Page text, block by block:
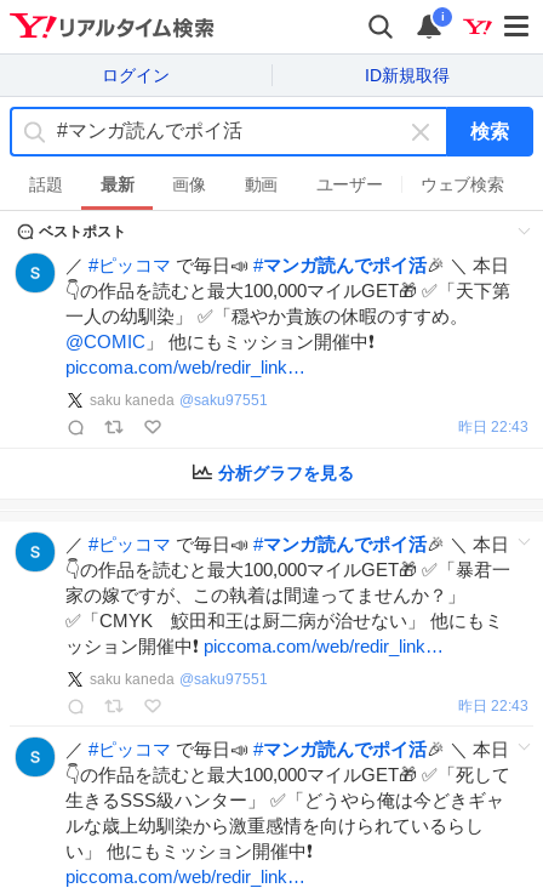
i
ログイン ID新規取得
キ
ー
ワ
ド
を
消
検索
話題 最新 画像 動画 ユーザー ウェブ検索
ベストポスト
／ #ピッコマ で毎日📣 #マンガ読んでポイ活🎉 ＼ 本日
👇の作品を読むと最大100,000マイルGET🎁 ✅「天下第
一人の幼馴染」 ✅「穏やか貴族の休暇のすすめ。
@COMIC 」 他にもミッション開催中❗️
piccoma.com/web/redir_link…
saku kaneda @saku97551
昨日 22:43
分析グラフを見る
／ #ピッコマ で毎日📣 #マンガ読んでポイ活🎉 ＼ 本日
👇の作品を読むと最大100,000マイルGET🎁 ✅「暴君一
家の嫁ですが、この執着は間違ってませんか？」
✅「CMYK 鮫田和王は厨二病が治せない」 他にもミ
ッション開催中❗️ piccoma.com/web/redir_link…
saku kaneda @saku97551
昨日 22:43
／ #ピッコマ で毎日📣 #マンガ読んでポイ活🎉 ＼ 本日
👇の作品を読むと最大100,000マイルGET🎁 ✅「死して
生きるSSS級ハンター」 ✅「どうやら俺は今どきギャ
ルな歳上幼馴染から激重感情を向けられているらし
い」 他にもミッション開催中❗️
piccoma.com/web/redir_link…